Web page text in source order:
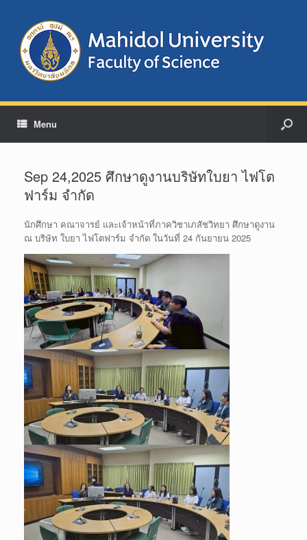
Menu
Sep 24,2025 ศึกษาดูงานบริษัทใบยา ไฟโต
ฟาร์ม จำกัด
นักศึกษา คณาจารย์ และเจ้าหน้าที่ภาควิชาเภสัชวิทยา ศึกษาดูงาน
ณ บริษัท ใบยา ไฟโตฟาร์ม จำกัด ในวันที่ 24 กันยายน 2025